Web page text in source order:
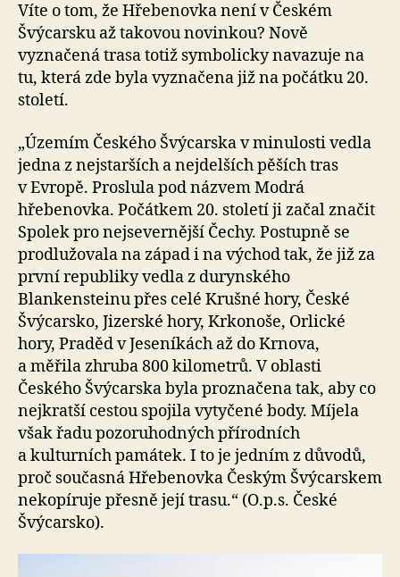
Víte o tom, že Hřebenovka není v Českém
Švýcarsku až takovou novinkou? Nově
vyznačená trasa totiž symbolicky navazuje na
tu, která zde byla vyznačena již na počátku 20.
století.
„Územím Českého Švýcarska v minulosti vedla
jedna z nejstarších a nejdelších pěších tras
v Evropě. Proslula pod názvem Modrá
hřebenovka. Počátkem 20. století ji začal značit
Spolek pro nejsevernější Čechy. Postupně se
prodlužovala na západ i na východ tak, že již za
první republiky vedla z durynského
Blankensteinu přes celé Krušné hory, České
Švýcarsko, Jizerské hory, Krkonoše, Orlické
hory, Praděd v Jeseníkách až do Krnova,
a měřila zhruba 800 kilometrů. V oblasti
Českého Švýcarska byla proznačena tak, aby co
nejkratší cestou spojila vytyčené body. Míjela
však řadu pozoruhodných přírodních
a kulturních památek. I to je jedním z důvodů,
proč současná Hřebenovka Českým Švýcarskem
nekopíruje přesně její trasu.“ (O.p.s. České
Švýcarsko).